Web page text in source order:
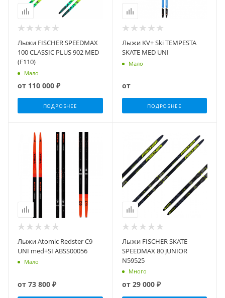
Лыжи FISCHER SPEEDMAX
100 CLASSIC PLUS 902 MED
(F110)
Мало
от 110 000 ₽
ПОДРОБНЕЕ
Лыжи KV+ Ski TEMPESTA
SKATE MED UNI
Мало
от
ПОДРОБНЕЕ
Лыжи Atomic Redster C9
UNI med+SI ABSS00056
Мало
от 73 800 ₽
Лыжи FISCHER SKATE
SPEEDMAX 80 JUNIOR
N59525
Много
от 29 000 ₽